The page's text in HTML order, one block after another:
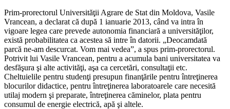
Prim-prorectorul Universităţii Agrare de Stat din Moldova, Vasile
Vrancean, a declarat că după 1 ianuarie 2013, când va intra în
vigoare legea care prevede autonomia financiară a universităţilor,
există probabilitatea ca acestea să intre în datorii. „Deocamdată
parcă ne-am descurcat. Vom mai vedea”, a spus prim-prorectorul.
Potrivit lui Vasile Vrancean, pentru a acumula bani universitatea va
desfăşura şi alte activităţi, aşa ca cercetări, consultaţii etc.
Cheltuielile pentru studenţi presupun finanţările pentru întreţinerea
blocurilor didactice, pentru întreţinerea laboratoarele care necesită
utilaj modern şi preparate, întreţinerea căminelor, plata pentru
consumul de energie electrică, apă şi altele.